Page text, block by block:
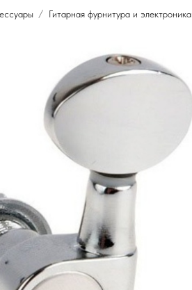
Гитарная фурнитура и электроника